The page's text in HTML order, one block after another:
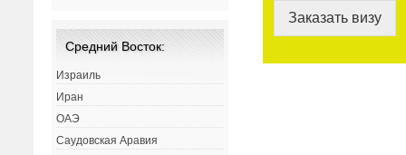
Заказать визу
Средний Восток:
Израиль
Иран
ОАЭ
Саудовская Аравия